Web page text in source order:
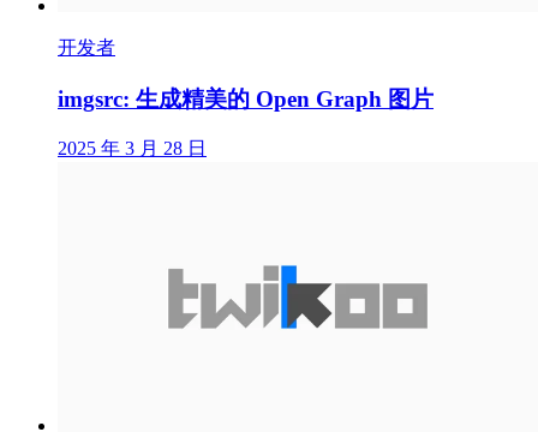
开发者
imgsrc: 生成精美的 Open Graph 图片
2025 年 3 月 28 日